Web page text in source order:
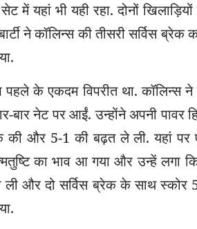
में यहां भी यही रहा. दोनों
ने कॉलिन्स की तीसरी सर्विस
के एकदम विपरीत था. कॉलिन्स ने
नेट पर आईं. उन्होंने अपनी पावर
की और 5-1 की बढ़त ले ली. यहां
का भाव आ गया और उन्हें लगा
और दो सर्विस ब्रेक के साथ स्कोर